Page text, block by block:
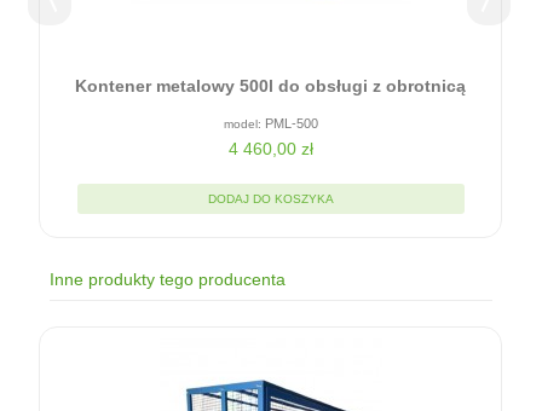
Kontener metalowy 500l do obsługi z obrotnicą
PML-500
4 460,00 zł
DODAJ DO KOSZYKA
Inne produkty tego producenta